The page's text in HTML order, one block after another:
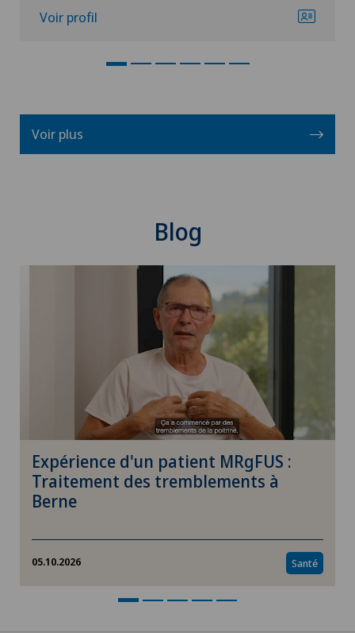
Voir profil
Voir plus
Blog
Expérience d'un patient MRgFUS :
Traitement des tremblements à
Berne
05.10.2026 Santé